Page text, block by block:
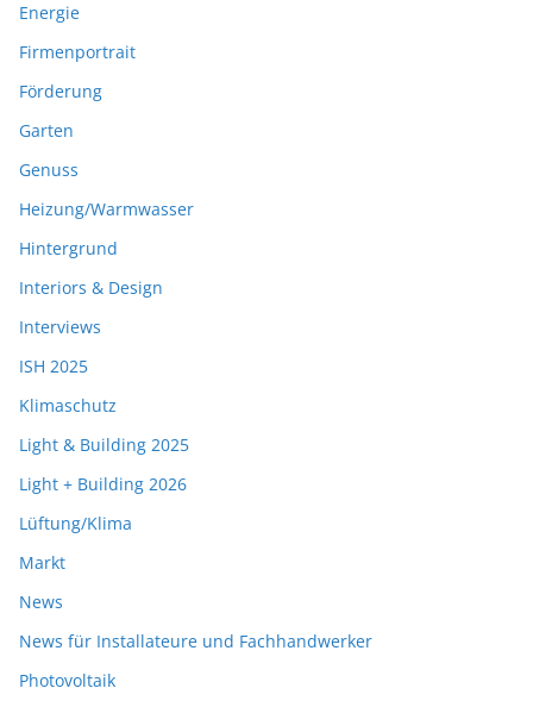
Energie
Firmenportrait
Förderung
Garten
Genuss
Heizung/Warmwasser
Hintergrund
Interiors & Design
Interviews
ISH 2025
Klimaschutz
Light & Building 2025
Light + Building 2026
Lüftung/Klima
Markt
News
News für Installateure und Fachhandwerker
Photovoltaik